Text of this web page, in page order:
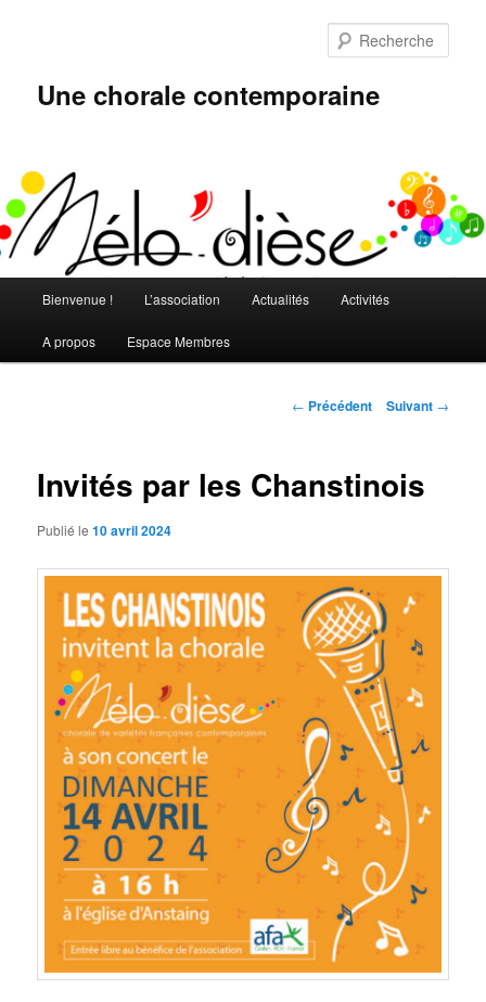
Une chorale contemporaine
principal
Bienvenue ! L’association Actualités Activités
A propos Espace Membres
Navigation
← Précédent Suivant →
Invités par les Chanstinois
Publié le10 avril 2024